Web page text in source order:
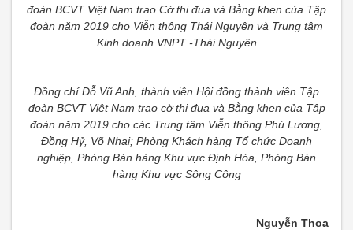
đoàn BCVT Việt Nam trao Cờ thi đua và Bằng khen của Tập
đoàn năm 2019 cho Viễn thông Thái Nguyên và Trung tâm
Kinh doanh VNPT -Thái Nguyên
Đồng chí Đỗ Vũ Anh, thành viên Hội đồng thành viên Tập
đoàn BCVT Việt Nam trao cờ thi đua và Bằng khen của Tập
đoàn năm 2019 cho các Trung tâm Viễn thông Phú Lương,
Đồng Hỷ, Võ Nhai; Phòng Khách hàng Tổ chức Doanh
nghiệp, Phòng Bán hàng Khu vực Định Hóa, Phòng Bán
hàng Khu vực Sông Công
Nguyễn Thoa